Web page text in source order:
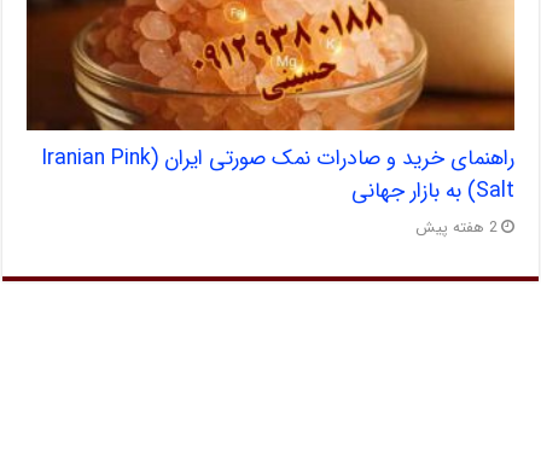
راهنمای خرید و صادرات نمک صورتی ایران (Iranian Pink
Salt) به بازار جهانی
2 هفته پیش